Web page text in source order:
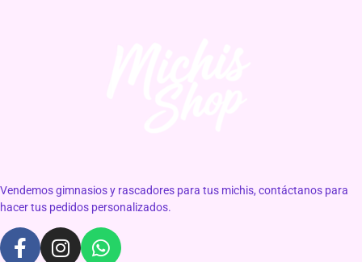
Vendemos gimnasios y rascadores para tus michis, contáctanos para
hacer tus pedidos personalizados.